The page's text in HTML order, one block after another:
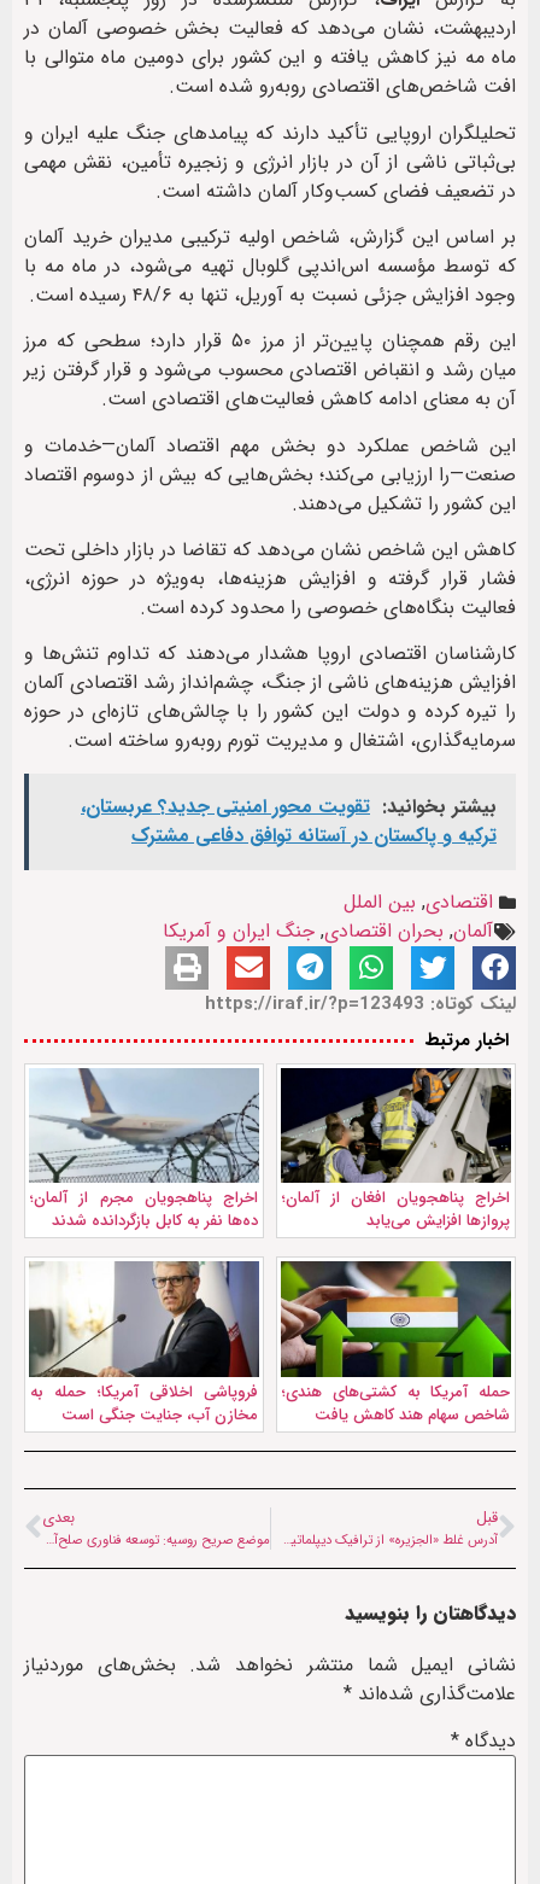
اردیبهشت، نشان می‌دهد که فعالیت بخش خصوصی آلمان در
ماه مه نیز کاهش یافته و این کشور برای دومین ماه متوالی با
افت شاخص‌های اقتصادی روبه‌رو شده است.
تحلیلگران اروپایی تأکید دارند که پیامدهای جنگ علیه ایران و
بی‌ثباتی ناشی از آن در بازار انرژی و زنجیره تأمین، نقش مهمی
در تضعیف فضای کسب‌وکار آلمان داشته است.
بر اساس این گزارش، شاخص اولیه ترکیبی مدیران خرید آلمان
که توسط مؤسسه اس‌اند‌پی گلوبال تهیه می‌شود، در ماه مه با
وجود افزایش جزئی نسبت به آوریل، تنها به ۴۸/۶ رسیده است.
این رقم همچنان پایین‌تر از مرز ۵۰ قرار دارد؛ سطحی که مرز
میان رشد و انقباض اقتصادی محسوب می‌شود و قرار گرفتن زیر
آن به معنای ادامه کاهش فعالیت‌های اقتصادی است.
این شاخص عملکرد دو بخش مهم اقتصاد آلمان—خدمات و
صنعت—را ارزیابی می‌کند؛ بخش‌هایی که بیش از دوسوم اقتصاد
این کشور را تشکیل می‌دهند.
کاهش این شاخص نشان می‌دهد که تقاضا در بازار داخلی تحت
فشار قرار گرفته و افزایش هزینه‌ها، به‌ویژه در حوزه انرژی،
فعالیت بنگاه‌های خصوصی را محدود کرده است.
کارشناسان اقتصادی اروپا هشدار می‌دهند که تداوم تنش‌ها و
افزایش هزینه‌های ناشی از جنگ، چشم‌انداز رشد اقتصادی آلمان
را تیره کرده و دولت این کشور را با چالش‌های تازه‌ای در حوزه
سرمایه‌گذاری، اشتغال و مدیریت تورم روبه‌رو ساخته است.
بیشتر بخوانید: تقویت محور امنیتی جدید؟ عربستان،
ترکیه و پاکستان در آستانه توافق دفاعی مشترک
اقتصادی, بین الملل
آلمان, بحران اقتصادی, جنگ ایران و آمریکا
لینک کوتاه: https://iraf.ir/?p=123493
اخبار مرتبط
اخراج پناهجویان افغان از آلمان؛
پروازها افزایش می‌یابد
اخراج پناهجویان مجرم از آلمان؛
ده‌ها نفر به کابل بازگردانده شدند
حمله آمریکا به کشتی‌های هندی؛
شاخص سهام هند کاهش یافت
فروپاشی اخلاقی آمریکا؛ حمله به
مخازن آب، جنایت جنگی است
قبل
آدرس غلط «الجزیره» از ترافیک دیپلماتیک در تهران | اهداف کانال اسلام‌آباد و تغییر موازنه قدرت در خلیج فارس
بعدی
موضع صریح روسیه: توسعه فناوری صلح‌آمیز هسته‌ای حق قانونی ایران است
دیدگاهتان را بنویسید
نشانی ایمیل شما منتشر نخواهد شد. بخش‌های موردنیاز
علامت‌گذاری شده‌اند *
دیدگاه *